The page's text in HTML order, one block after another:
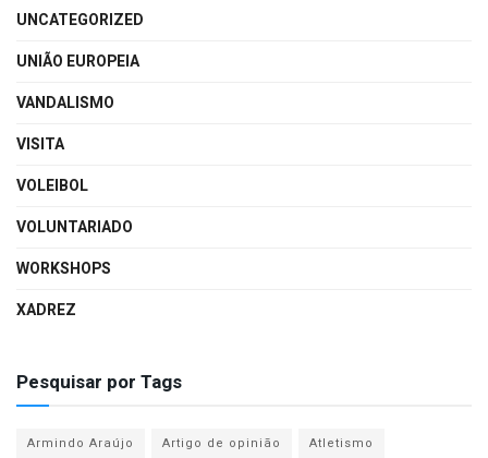
UNCATEGORIZED
UNIÃO EUROPEIA
VANDALISMO
VISITA
VOLEIBOL
VOLUNTARIADO
WORKSHOPS
XADREZ
Pesquisar por Tags
Armindo Araújo Artigo de opinião
Atletismo